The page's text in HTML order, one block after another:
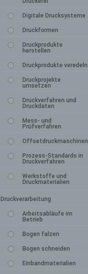
Digitale Drucksysteme
Druckformen
Druckprodukte
herstellen
Druckprodukte veredeln
Druckprojekte
umsetzen
Druckverfahren und
Druckdaten
Mess- und
Prüfverfahren
Offsetdruckmaschinen
Prozess-Standards in
Druckverfahren
Werkstoffe und
Druckmaterialien
Druckverarbeitung
Arbeitsabläufe im
Betrieb
Bogen falzen
Bogen schneiden
Einbandmaterialien